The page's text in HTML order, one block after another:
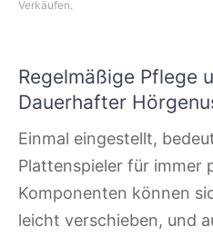
Verkäufen.
Regelmäßige Pflege
Dauerhafter
Einmal eingestellt,
Plattenspieler für immer
Komponenten können
leicht verschieben, und